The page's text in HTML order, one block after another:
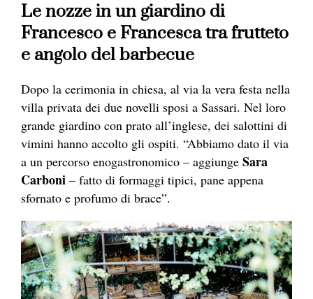
Le nozze in un giardino di
Francesco e Francesca tra frutteto
e angolo del barbecue
Dopo la cerimonia in chiesa, al via la vera festa nella
villa privata dei due novelli sposi a Sassari. Nel loro
grande giardino con prato all’inglese, dei salottini di
vimini hanno accolto gli ospiti. “Abbiamo dato il via
a un percorso enogastronomico – aggiunge Sara
Carboni – fatto di formaggi tipici, pane appena
sfornato e profumo di brace”.